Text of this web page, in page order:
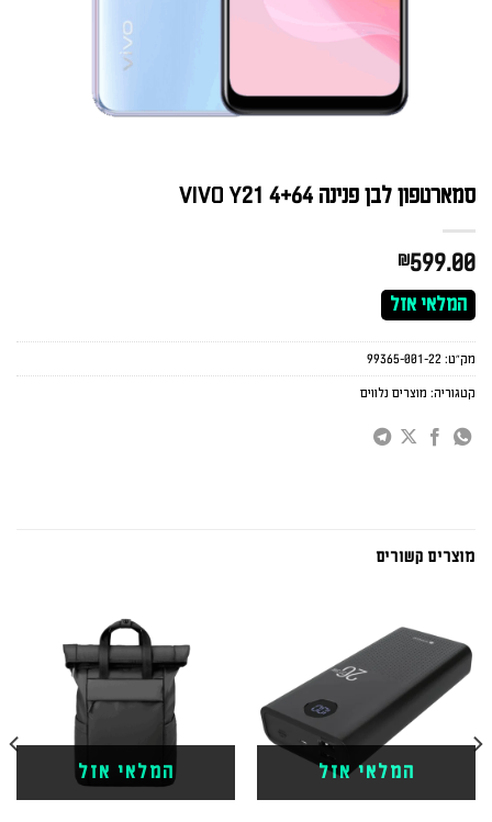
סמארטפון לבן פנינה VIVO Y21 4+64
₪599.00
המלאי אזל
מק"ט: 99365-001-22
קטגוריה: מוצרים נלווים
מוצרים קשורים
המלאי אזל המלאי אזל